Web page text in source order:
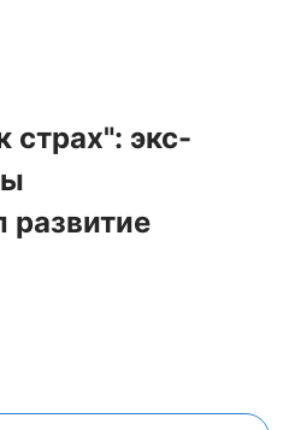
экс-
развитие